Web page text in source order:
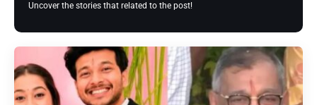
Uncover the stories that related to the post!